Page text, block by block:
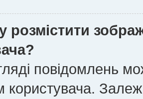
розмістити
повідомлень
користувача.